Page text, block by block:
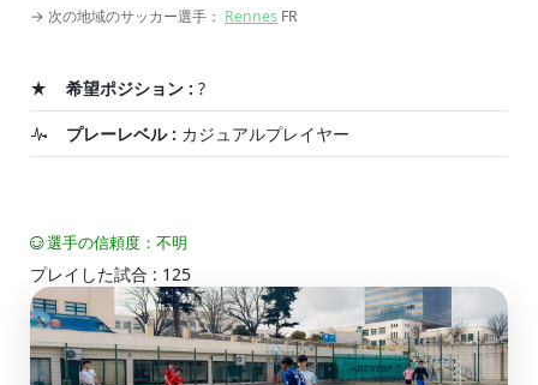
→ 次の地域のサッカー選手： Rennes FR
希望ポジション : ?
プレーレベル : カジュアルプレイヤー
選手の信頼度：不明
プレイした試合 : 125